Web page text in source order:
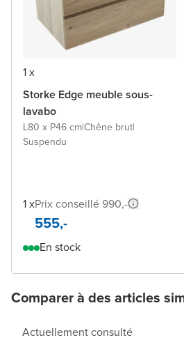
1 x
Storke Edge meuble sous-
lavabo
L80 x P46 cm|Chêne brut|
Suspendu
1 xPrix conseillé 990,-
555,-
En stock
Comparer à des articles
Actuellement consulté